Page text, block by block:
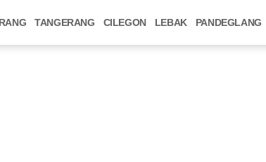
TANGERANG CILEGON LEBAK PANDEGLANG